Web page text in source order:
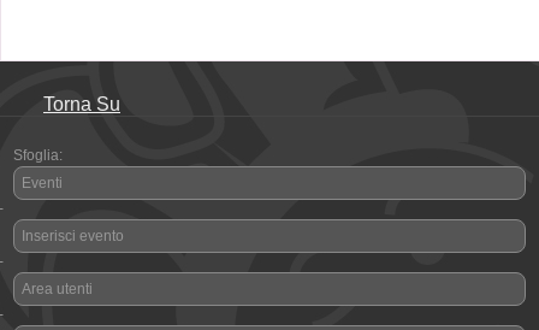
Torna Su
Sfoglia:
Eventi
-
Inserisci evento
-
Area utenti
-